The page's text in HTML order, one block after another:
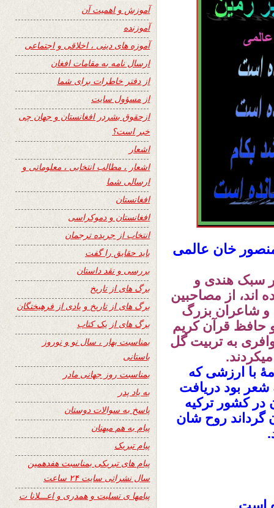
خان عالمی
سبک هندی و
اند، از مصاحبین
و شاعران بزرگ
قرآن کریم
به تربیت گل
با ارزشی که
بود دریافت
در کشور ترکیه
گرداند روح شان
آموزش و اهمیت آن
آموزنده
آموزه های دینی ، اخلاقی و اجتماعی
ارسال نامه به مقامات افغان
از دفتر خاطرات برای شما
از مسؤول سایت
ازحقوق بشردر افغانستان و جهان چی
خبر است؟
اشعار
اشعار ، مطالب انتخابی ، معلوماتی و
ارسالی شما
افغانستان
افغانستان و دموکراسی
انتخاب از جریده ترجمان
باید حقایق را گفت
بررسی و نقد داستان
برگ های از تاریخ
برگ های از تاریخ و یادی از فرهیختگان
برگ های از یک کتاب
بمناسبت بهار ، سال نو و نوروز
باستانی
بمناسبت روز جهانی مادر
به یاد پدر
پاسخ به سوالات دوستان
پیام به هم میهنان
پیام تبریک
پیام های تبریکی بمناسبت هفدهمین
سال نشراتی سایت ۲۴ ساعت
پیامها ی تسلیت و همدری و اعـــلانا ت